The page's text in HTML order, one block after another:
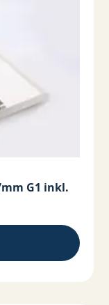
G1 inkl.